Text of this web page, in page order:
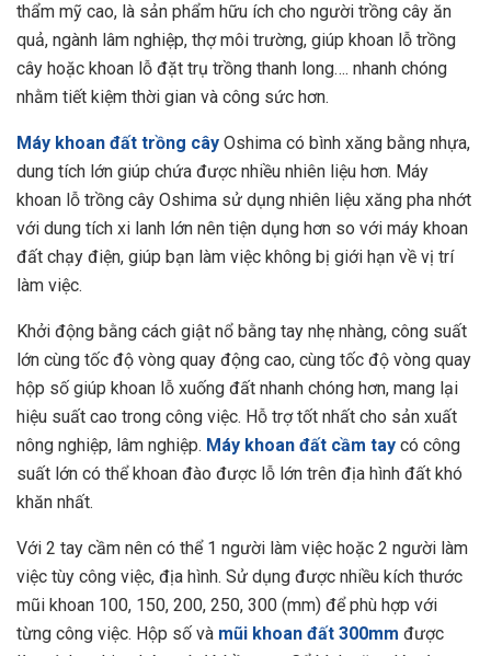
thẩm mỹ cao, là sản phẩm hữu ích cho người trồng cây ăn
quả, ngành lâm nghiệp, thợ môi trường, giúp khoan lỗ trồng
cây hoặc khoan lỗ đặt trụ trồng thanh long…. nhanh chóng
nhằm tiết kiệm thời gian và công sức hơn.
Máy khoan đất trồng cây Oshima có bình xăng bằng nhựa,
dung tích lớn giúp chứa được nhiều nhiên liệu hơn. Máy
khoan lỗ trồng cây Oshima sử dụng nhiên liệu xăng pha nhớt
với dung tích xi lanh lớn nên tiện dụng hơn so với máy khoan
đất chạy điện, giúp bạn làm việc không bị giới hạn về vị trí
làm việc.
Khởi động bằng cách giật nổ bằng tay nhẹ nhàng, công suất
lớn cùng tốc độ vòng quay động cao, cùng tốc độ vòng quay
hộp số giúp khoan lỗ xuống đất nhanh chóng hơn, mang lại
hiệu suất cao trong công việc. Hỗ trợ tốt nhất cho sản xuất
nông nghiệp, lâm nghiệp. Máy khoan đất cầm tay có công
suất lớn có thể khoan đào được lỗ lớn trên địa hình đất khó
khăn nhất.
Với 2 tay cầm nên có thể 1 người làm việc hoặc 2 người làm
việc tùy công việc, địa hình. Sử dụng được nhiều kích thước
mũi khoan 100, 150, 200, 250, 300 (mm) để phù hợp với
từng công việc. Hộp số và mũi khoan đất 300mm được